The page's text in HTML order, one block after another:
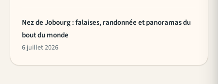
Nez de Jobourg : falaises, randonnée et panoramas du
bout du monde
6 juillet 2026